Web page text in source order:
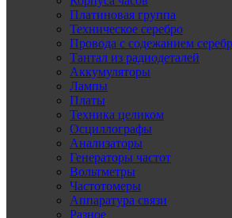
Платиновая группа
Техническое серебро
Провода с содежанием
Тантал из радиодеталей
Аккумуляторы
Лампы
Платы
Техника целиком
Осциллографы
Анализаторы
Генераторы частот
Вольтметры
Частотомеры
Аппаратура связи
Разное